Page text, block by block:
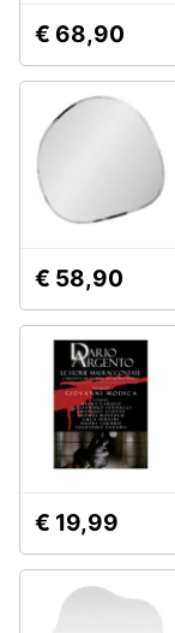
€ 68,90
€ 58,90
€ 19,99